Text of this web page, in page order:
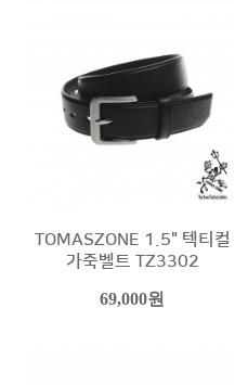
TOMASZONE 1.5" 텍티컬
가죽벨트 TZ3302
69,000원